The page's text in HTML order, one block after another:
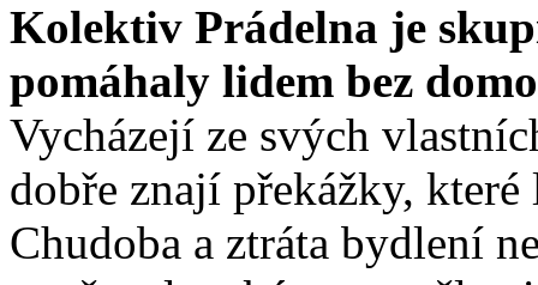
Kolektiv Prádelna je
pomáhaly lidem bez
Vycházejí ze svých
dobře znají překážky,
Chudoba a ztráta bydlení